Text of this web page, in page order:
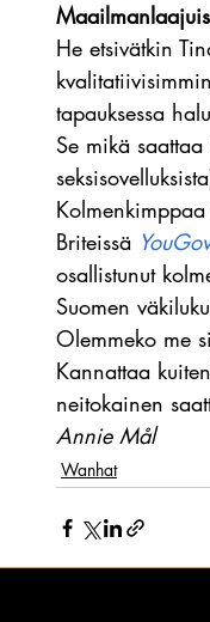
He etsivätkin
tapauksessa
Se mikä
Briteissä YouGov
osallistunut
Suomen
Olemmeko me
Kannattaa
neitokainen
Annie Mål
Wanhat